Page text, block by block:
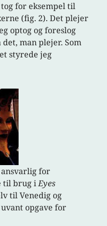
for eksempel til
(fig. 2). Det plejer
optog og foreslog
man plejer. Som
styrede jeg
for
til brug iEyes
til Venedig og
opgave for